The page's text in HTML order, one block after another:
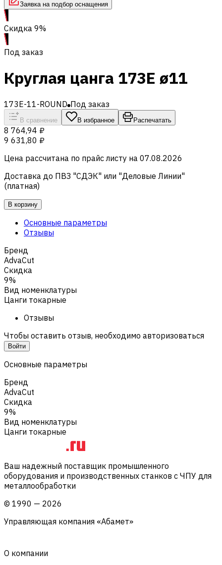
Заявка на подбор оснащения
Скидка 9%
Под заказ
Круглая цанга 173E ø11
173E-11-ROUND Под заказ
В сравнение В избранное Распечатать
8 764,94 ₽
9 631,80 ₽
Цена рассчитана по прайс листу на 07.08.2026
Доставка до ПВЗ "СДЭК" или "Деловые Линии"
(платная)
В корзину
Основные параметры
Отзывы
Бренд
AdvaCut
Скидка
9%
Вид номенклатуры
Цанги токарные
Отзывы
Чтобы оставить отзыв, необходимо авторизоваться
Войти
Основные параметры
Бренд
AdvaCut
Скидка
9%
Вид номенклатуры
Цанги токарные
Ваш надежный поставщик промышленного
оборудования и производственных станков с ЧПУ для
металлообработки
© 1990 — 2026
Управляющая компания «Абамет»
О компании